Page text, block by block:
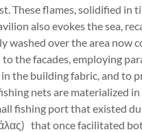
These flames, solidified in
also evokes the sea,
washed over the area now
the facades, employing
the building fabric, and to
nets are materialized
fishing port that existed
that once facilitated